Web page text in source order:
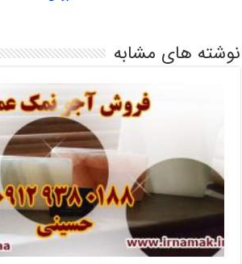
نوشته های مشابه